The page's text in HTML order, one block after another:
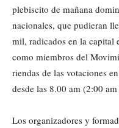
plebiscito de mañana
nacionales, que pudieran
mil, radicados en la capital
como miembros del
riendas de las votaciones
desde las 8.00 am (2:00
Los organizadores y